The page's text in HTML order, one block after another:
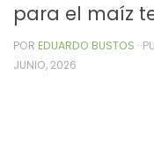
para el maíz
POR EDUARDO BUSTOS ·
JUNIO, 2026